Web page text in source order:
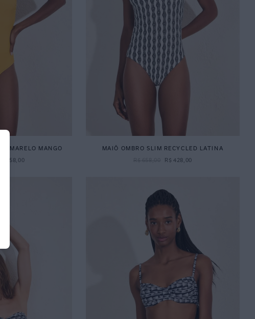
AMARELO MANGO
458 00
MAIÔ OMBRO SLIM RECYCLED LATINA
R$ 428 00